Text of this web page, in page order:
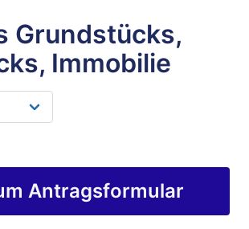
Grundstücks,
Immobilie
Antragsformular